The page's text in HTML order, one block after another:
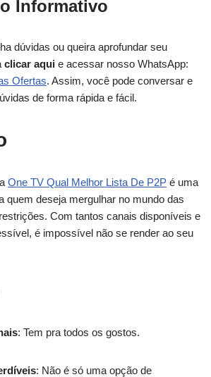
Informativo
dúvidas ou queira aprofundar seu
clicar aqui e acessar nosso WhatsApp:
Ofertas. Assim, você pode conversar e
de forma rápida e fácil.
One TV Qual Melhor Lista De P2P é uma
quem deseja mergulhar no mundo das
Com tantos canais disponíveis e
é impossível não se render ao seu
: Tem pra todos os gostos.
: Não é só uma opção de